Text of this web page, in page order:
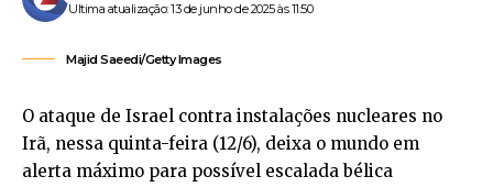
Ultima atualização: 13 de junho de 2025 às 11:50
Majid Saeedi/Getty Images
O ataque de Israel contra instalações nucleares no
Irã, nessa quinta-feira (12/6), deixa o mundo em
alerta máximo para possível escalada bélica